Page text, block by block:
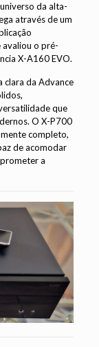
da alta-
através de um
avaliou o pré-
X-A160 EVO.
clara da Advance
que
O X-P700
completo,
de acomodar
a